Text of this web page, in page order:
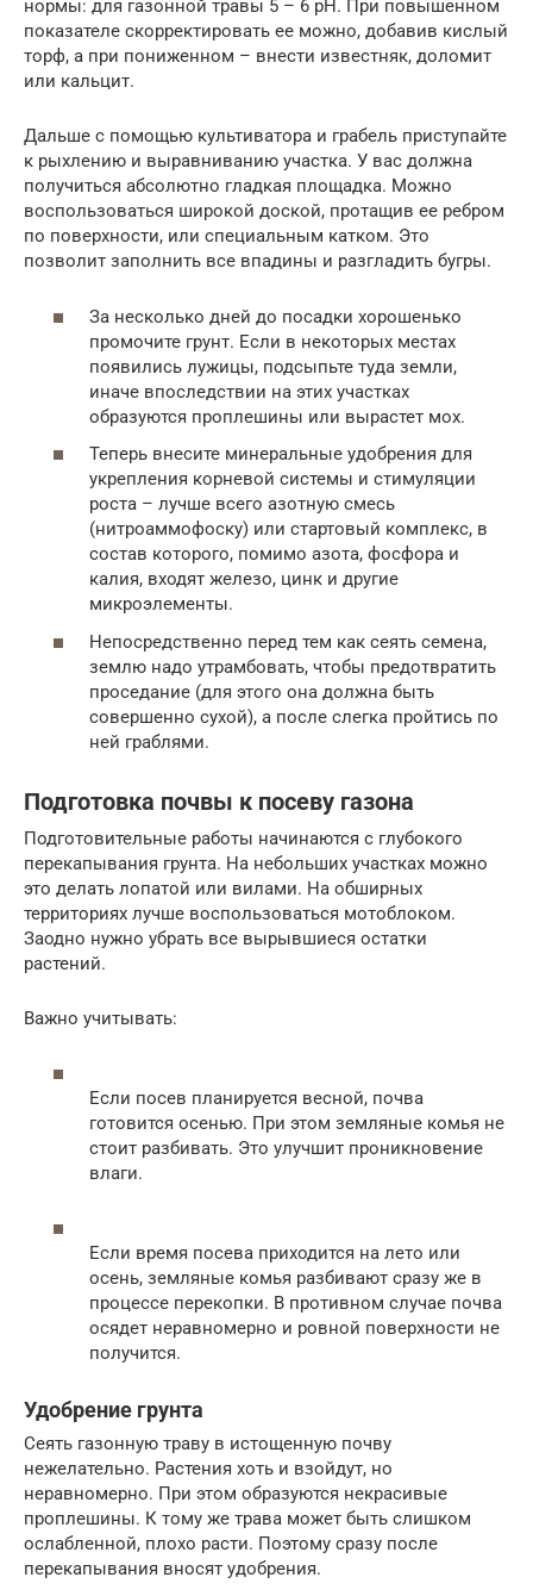
нормы: для газонной травы 5 – 6 pH. При повышенном
показателе скорректировать ее можно, добавив кислый
торф, а при пониженном – внести известняк, доломит
или кальцит.
Дальше с помощью культиватора и грабель приступайте
к рыхлению и выравниванию участка. У вас должна
получиться абсолютно гладкая площадка. Можно
воспользоваться широкой доской, протащив ее ребром
по поверхности, или специальным катком. Это
позволит заполнить все впадины и разгладить бугры.
За несколько дней до посадки хорошенько
промочите грунт. Если в некоторых местах
появились лужицы, подсыпьте туда земли,
иначе впоследствии на этих участках
образуются проплешины или вырастет мох.
Теперь внесите минеральные удобрения для
укрепления корневой системы и стимуляции
роста – лучше всего азотную смесь
(нитроаммофоску) или стартовый комплекс, в
состав которого, помимо азота, фосфора и
калия, входят железо, цинк и другие
микроэлементы.
Непосредственно перед тем как сеять семена,
землю надо утрамбовать, чтобы предотвратить
проседание (для этого она должна быть
совершенно сухой), а после слегка пройтись по
ней граблями.
Подготовка почвы к посеву газона
Подготовительные работы начинаются с глубокого
перекапывания грунта. На небольших участках можно
это делать лопатой или вилами. На обширных
территориях лучше воспользоваться мотоблоком.
Заодно нужно убрать все вырывшиеся остатки
растений.
Важно учитывать:
Если посев планируется весной, почва
готовится осенью. При этом земляные комья не
стоит разбивать. Это улучшит проникновение
влаги.
Если время посева приходится на лето или
осень, земляные комья разбивают сразу же в
процессе перекопки. В противном случае почва
осядет неравномерно и ровной поверхности не
получится.
Удобрение грунта
Сеять газонную траву в истощенную почву
нежелательно. Растения хоть и взойдут, но
неравномерно. При этом образуются некрасивые
проплешины. К тому же трава может быть слишком
ослабленной, плохо расти. Поэтому сразу после
перекапывания вносят удобрения.